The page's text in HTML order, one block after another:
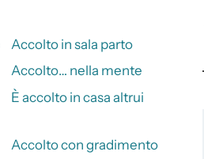
Accolto in sala parto
Accolto… nella mente
È accolto in casa altrui
Accolto con gradimento